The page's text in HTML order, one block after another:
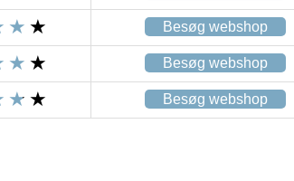
Besøg webshop
Besøg webshop
Besøg webshop